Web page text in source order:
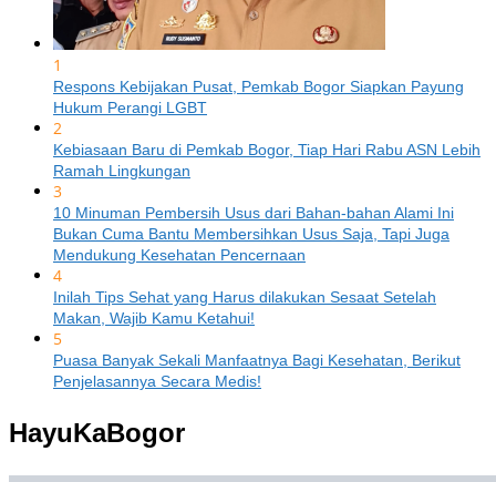
1
Respons Kebijakan Pusat, Pemkab Bogor Siapkan Payung
Hukum Perangi LGBT
2
Kebiasaan Baru di Pemkab Bogor, Tiap Hari Rabu ASN Lebih
Ramah Lingkungan
3
10 Minuman Pembersih Usus dari Bahan-bahan Alami Ini
Bukan Cuma Bantu Membersihkan Usus Saja, Tapi Juga
Mendukung Kesehatan Pencernaan
4
Inilah Tips Sehat yang Harus dilakukan Sesaat Setelah
Makan, Wajib Kamu Ketahui!
5
Puasa Banyak Sekali Manfaatnya Bagi Kesehatan, Berikut
Penjelasannya Secara Medis!
HayuKaBogor